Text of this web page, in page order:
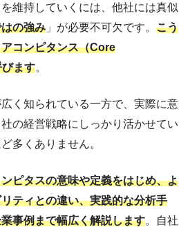
維持していくには、他社には真似
の強み 」が必要不可欠です。 こう
コンピタンス（Core
ます。
く知られている一方で、実際に意
の経営戦略にしっかり活かせてい
多くありません。
ピタスの意味や定義をはじめ、よ
ティとの違い、実践的な分析手
事例まで幅広く解説します。自社